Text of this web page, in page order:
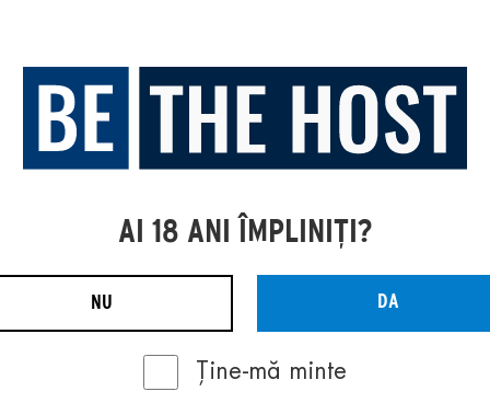
AI 18 ANI ÎMPLINIȚI?
NU DA
Ține-mă minte